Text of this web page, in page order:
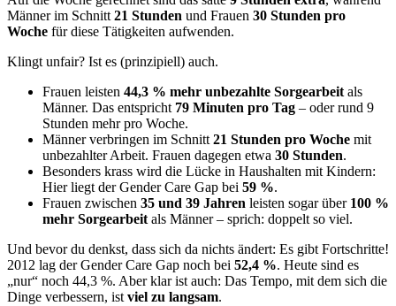
Männer im Schnitt 21 Stunden und Frauen 30 Stunden pro
Woche für diese Tätigkeiten aufwenden.
Klingt unfair? Ist es (prinzipiell) auch.
Frauen leisten 44,3 % mehr unbezahlte Sorgearbeit als
Männer. Das entspricht 79 Minuten pro Tag – oder rund 9
Stunden mehr pro Woche.
Männer verbringen im Schnitt 21 Stunden pro Woche mit
unbezahlter Arbeit. Frauen dagegen etwa 30 Stunden.
Besonders krass wird die Lücke in Haushalten mit Kindern:
Hier liegt der Gender Care Gap bei 59 %.
Frauen zwischen 35 und 39 Jahren leisten sogar über 100 %
mehr Sorgearbeit als Männer – sprich: doppelt so viel.
Und bevor du denkst, dass sich da nichts ändert: Es gibt Fortschritte!
2012 lag der Gender Care Gap noch bei 52,4 %. Heute sind es
„nur“ noch 44,3 %. Aber klar ist auch: Das Tempo, mit dem sich die
Dinge verbessern, ist viel zu langsam.